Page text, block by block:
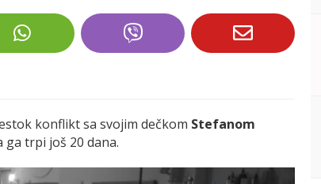
konflikt sa svojim dečkom Stefanom
trpi još 20 dana.